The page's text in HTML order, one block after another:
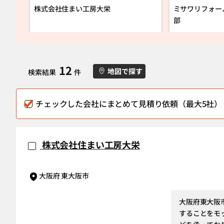
株式会社住まい工房大栄
ミサワリフォ
部
検索結果 12 件 地図で探す
チェックした会社にまとめて見積り依頼（最大5社）
株式会社住まい工房大栄
大阪府 東大阪市
大阪府東大阪
することをモ